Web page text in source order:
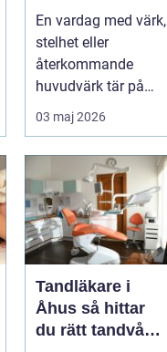
behöver hjälp
tillbaka
En vardag med värk,
stelhet eller
återkommande
huvudvärk tär på
både ork och
humör. Många går
länge ...
03 maj 2026
Tandläkare i
Åhus så hittar
du rätt tandvård